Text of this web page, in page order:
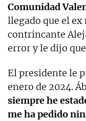
Comunidad
llegado que el
contrincante
error y le dijo
El presidente le
enero de 2024.
siempre he
me ha pedido